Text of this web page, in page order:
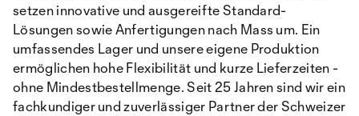
setzen innovative und ausgereifte Standard-
Lösungen sowie Anfertigungen nach Mass um. Ein
umfassendes Lager und unsere eigene Produktion
ermöglichen hohe Flexibilität und kurze Lieferzeiten -
ohne Mindestbestellmenge. Seit 25 Jahren sind wir ein
fachkundiger und zuverlässiger Partner der Schweizer